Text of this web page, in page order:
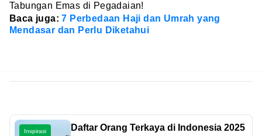
Tabungan Emas di Pegadaian!
Baca juga:7 Perbedaan Haji dan Umrah yang
Mendasar dan Perlu Diketahui
Inspirasi
Daftar Orang Terkaya di Indonesia 2025